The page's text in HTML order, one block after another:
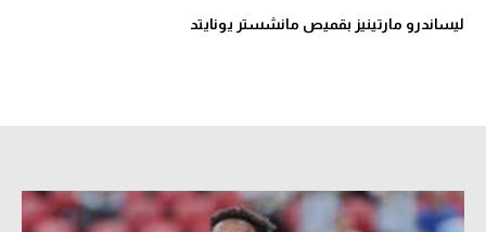
ليساندرو مارتينيز بقميص مانشستر يونايتد